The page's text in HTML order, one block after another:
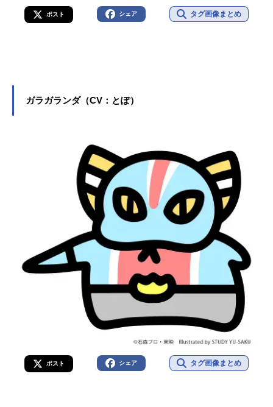
ポスト シェア タグ画像まとめ
ガラガランダ（CV：とぽ）
ポスト シェア タグ画像まとめ